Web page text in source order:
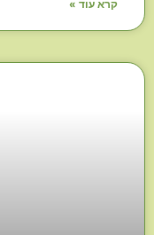
קרא עוד »